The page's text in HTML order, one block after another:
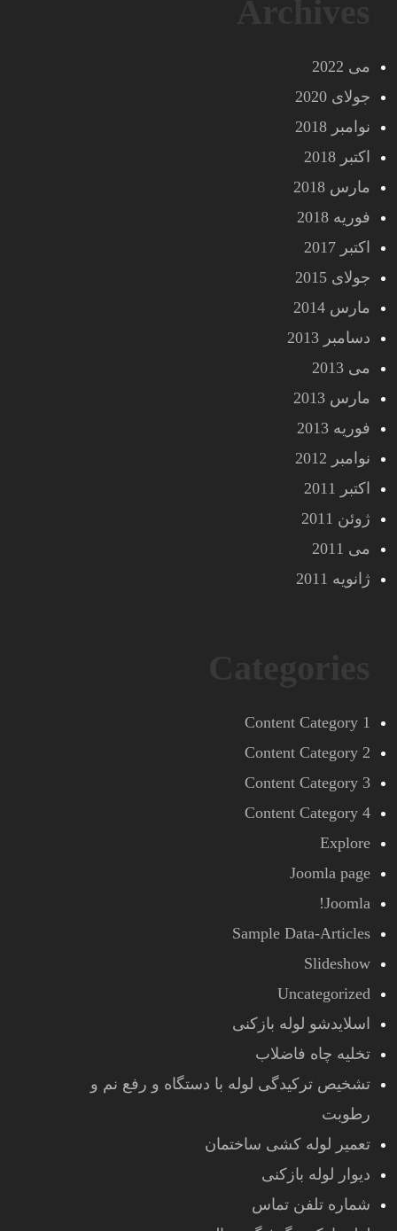
می 2022
جولای 2020
نوامبر 2018
اکتبر 2018
مارس 2018
فوریه 2018
اکتبر 2017
جولای 2015
مارس 2014
دسامبر 2013
می 2013
مارس 2013
فوریه 2013
نوامبر 2012
اکتبر 2011
ژوئن 2011
می 2011
ژانویه 2011
Content Category 1
Content Category 2
Content Category 3
Content Category 4
Explore
Joomla page
Joomla!
Sample Data-Articles
Slideshow
Uncategorized
اسلایدشو لوله بازکنی
تخلیه چاه فاضلاب
تشخیص ترکیدگی لوله با دستگاه و رفع نم و
رطوبت
تعمیر لوله کشی ساختمان
دیوار لوله بازکنی
شماره تلفن تماس